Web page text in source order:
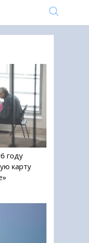
году
карту